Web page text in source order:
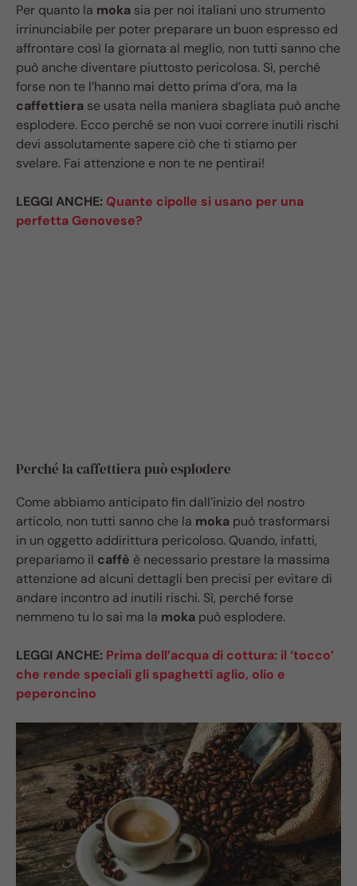
Per quanto la moka sia per noi italiani uno strumento
irrinunciabile per poter preparare un buon espresso ed
affrontare così la giornata al meglio, non tutti sanno che
può anche diventare piuttosto pericolosa. Sì, perché
forse non te l’hanno mai detto prima d’ora, ma la
caffettiera se usata nella maniera sbagliata può anche
esplodere. Ecco perché se non vuoi correre inutili rischi
devi assolutamente sapere ciò che ti stiamo per
svelare. Fai attenzione e non te ne pentirai!
LEGGI ANCHE: Quante cipolle si usano per una
perfetta Genovese?
Perché la caffettiera può esplodere
Come abbiamo anticipato fin dall’inizio del nostro
articolo, non tutti sanno che la moka può trasformarsi
in un oggetto addirittura pericoloso. Quando, infatti,
prepariamo il caffè è necessario prestare la massima
attenzione ad alcuni dettagli ben precisi per evitare di
andare incontro ad inutili rischi. Sì, perché forse
nemmeno tu lo sai ma la moka può esplodere.
LEGGI ANCHE: Prima dell’acqua di cottura: il ‘tocco’
che rende speciali gli spaghetti aglio, olio e
peperoncino